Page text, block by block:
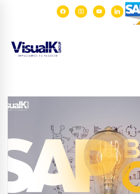
facebookinstagram
youtubelinkedin